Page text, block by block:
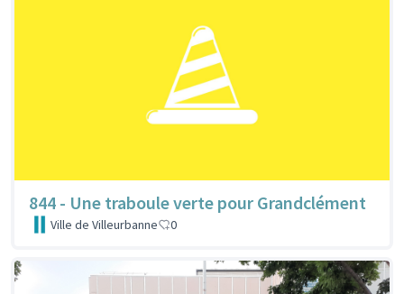
844 - Une traboule verte pour Grandclément
Ville de Villeurbanne 0